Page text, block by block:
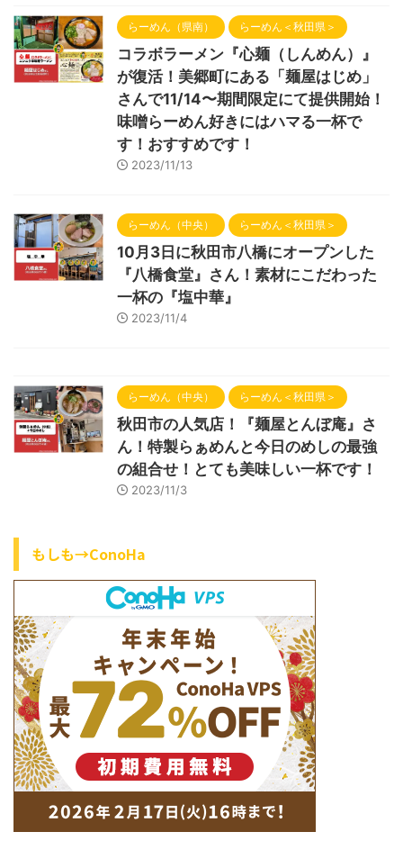
らーめん（県南） らーめん＜秋田県＞
コラボラーメン『心麺（しんめん）』
が復活！美郷町にある「麺屋はじめ」
さんで11/14〜期間限定にて提供開始！
味噌らーめん好きにはハマる一杯で
す！おすすめです！
2023/11/13
らーめん（中央） らーめん＜秋田県＞
10月3日に秋田市八橋にオープンした
『八橋食堂』さん！素材にこだわった
一杯の『塩中華』
2023/11/4
らーめん（中央） らーめん＜秋田県＞
秋田市の人気店！『麺屋とんぼ庵』さ
ん！特製らぁめんと今日のめしの最強
の組合せ！とても美味しい一杯です！
2023/11/3
もしも→ConoHa